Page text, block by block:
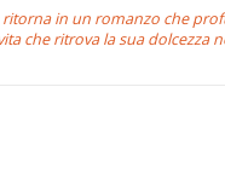
ritorna in un romanzo che
che ritrova la sua dolcezza